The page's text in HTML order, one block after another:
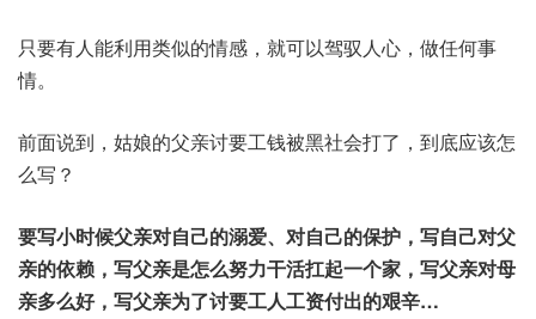
只要有人能利用类似的情感，就可以驾驭人心，做任何事
情。
前面说到，姑娘的父亲讨要工钱被黑社会打了，到底应该怎
么写？
要写小时候父亲对自己的溺爱、对自己的保护，写自己对父
亲的依赖，写父亲是怎么努力干活扛起一个家，写父亲对母
亲多么好，写父亲为了讨要工人工资付出的艰辛…